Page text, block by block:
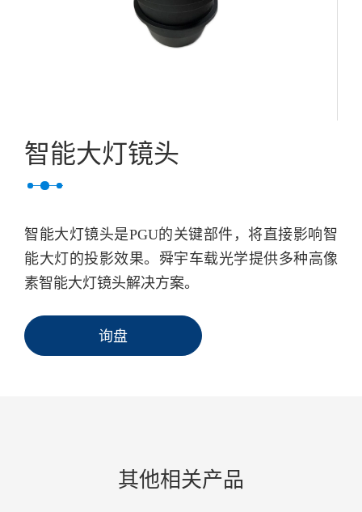
智能大灯镜头
智能大灯镜头是PGU的关键部件，将直接影响智
能大灯的投影效果。舜宇车载光学提供多种高像
素智能大灯镜头解决方案。
询盘
其他相关产品